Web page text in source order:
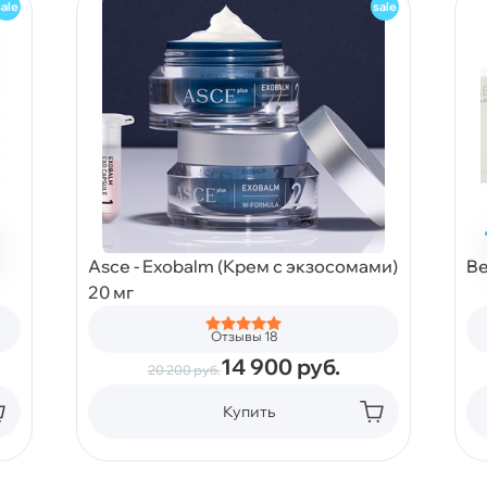
Asce - Exobalm (Крем с экзосомами)
20 мг
Отзывы 18
20 200руб.14 900 руб.
Купить